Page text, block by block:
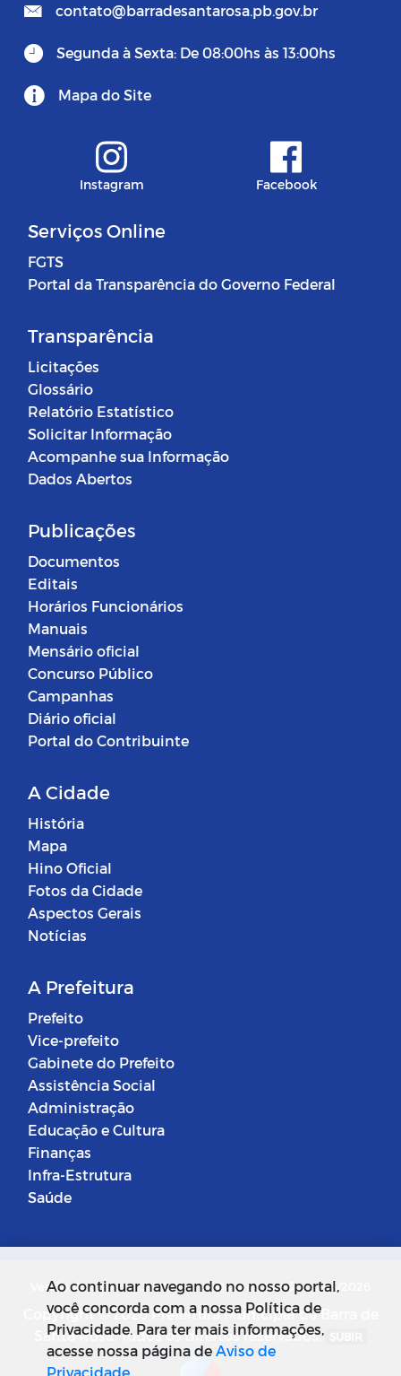
contato@barradesantarosa.pb.gov.br
Segunda à Sexta: De 08:00hs às 13:00hs
Mapa do Site
Instagram Facebook
Serviços Online
FGTS
Portal da Transparência do Governo Federal
Transparência
Licitações
Glossário
Relatório Estatístico
Solicitar Informação
Acompanhe sua Informação
Dados Abertos
Publicações
Documentos
Editais
Horários Funcionários
Manuais
Mensário oficial
Concurso Público
Campanhas
Diário oficial
Portal do Contribuinte
A Cidade
História
Mapa
Hino Oficial
Fotos da Cidade
Aspectos Gerais
Notícias
A Prefeitura
Prefeito
Vice-prefeito
Gabinete do Prefeito
Assistência Social
Administração
Educação e Cultura
Finanças
Infra-Estrutura
Saúde
Versão do Sistema: 5.0.268 Data da Versão: 18/03/2026
Copyright © 2026 Prefeitura Municipal de Barra de
Santa Rosa. Todos os direitos reservados.
Ao continuar navegando no nosso portal,
você concorda com a nossa Política de
Privacidade. Para ter mais informações,
acesse nossa página deAviso de
Privacidade